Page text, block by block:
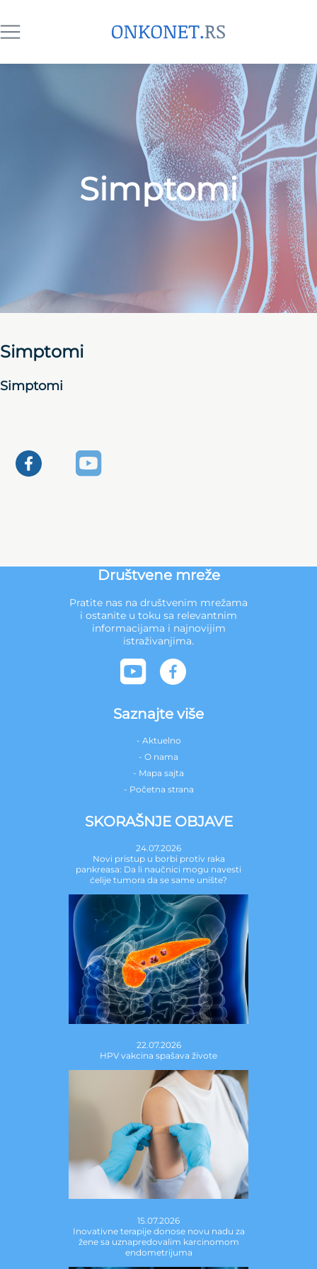
Simptomi
Simptomi
Simptomi
Društvene mreže
Pratite nas na društvenim mrežama
i ostanite u toku sa relevantnim
informacijama i najnovijim
istraživanjima.
Saznajte više
- Aktuelno
- O nama
- Mapa sajta
- Početna strana
SKORAŠNJE OBJAVE
24.07.2026
Novi pristup u borbi protiv raka
pankreasa: Da li naučnici mogu navesti
ćelije tumora da se same unište?
22.07.2026
HPV vakcina spašava živote
15.07.2026
Inovativne terapije donose novu nadu za
žene sa uznapredovalim karcinomom
endometrijuma